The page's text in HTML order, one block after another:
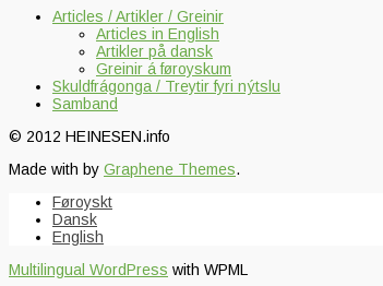
Articles / Artikler / Greinir
Articles in English
Artikler på dansk
Greinir á føroyskum
Skuldfrágonga / Treytir fyri nýtslu
Samband
© 2012 HEINESEN.info
Made with by Graphene Themes.
Føroyskt
Dansk
English
Multilingual WordPress with WPML